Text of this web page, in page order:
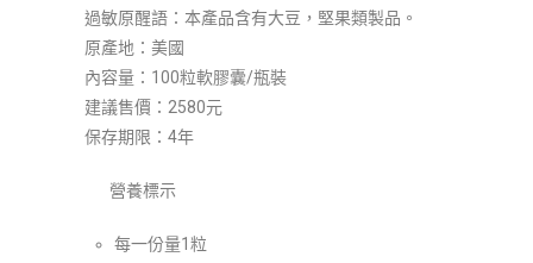
過敏原醒語：本產品含有大豆，堅果類製品。
原產地：美國
內容量：100粒軟膠囊/瓶裝
建議售價：2580元
保存期限：4年
營養標示
每一份量1粒